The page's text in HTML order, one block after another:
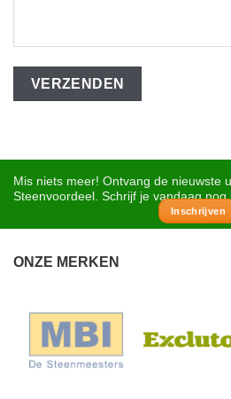
Mis niets meer! Ontvang de nieuwste
Steenvoordeel. Schrijf je vandaag
Inschrijven
ONZE MERKEN